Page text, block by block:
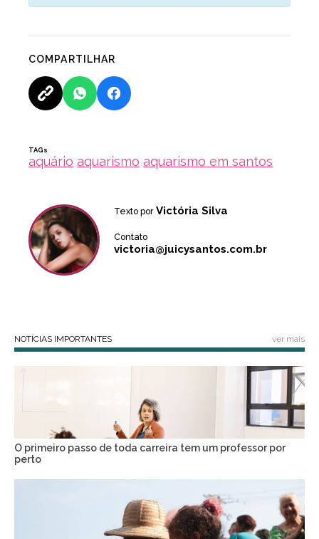
COMPARTILHAR
TAGs
aquário aquarismo aquarismo em santos
Texto por Victória Silva
Contato
victoria@juicysantos.com.br
NOTÍCIAS IMPORTANTES ver mais
O primeiro passo de toda carreira tem um professor por
perto